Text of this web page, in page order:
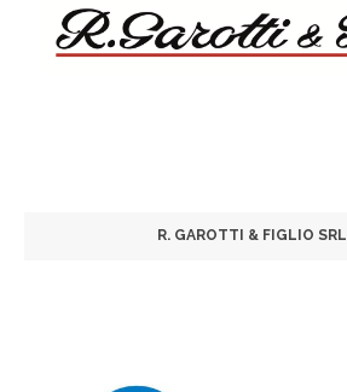
R. GAROTTI & FIGLIO SRL